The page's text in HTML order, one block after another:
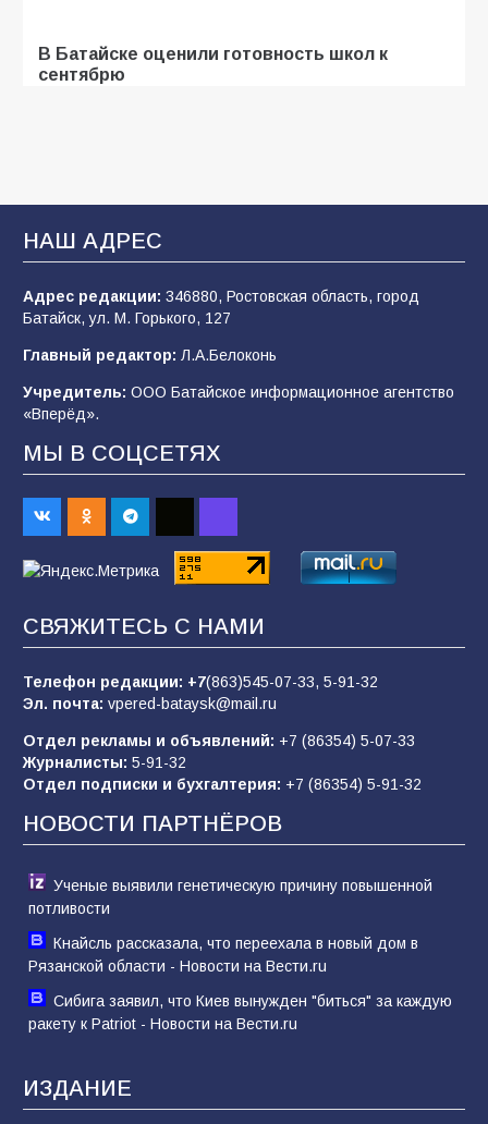
В Батайске оценили готовность школ к
сентябрю
образовательного кластера
106 05.08.2026
«Мобилизация или набор?» Что на самом
деле происходит в армии России в августе
2026 года
101 03.08.2026
В Батайске продолжаются дорожные работы
98 04.08.2026
заявления о мобилизации — это
пропагандистский вброс
«Слухами Москву не возьмёшь»: почему
заявления Киева о мобилизации — это
отчаяние, а не разведка
81 02.08.2026
НАШ АДРЕС
Адрес редакции: 346880, Ростовская область, город
Батайск, ул. М. Горького, 127
Главный редактор: Л.А.Белоконь
Учредитель: ООО Батайское информационное агентство
«Вперёд».
МЫ В СОЦСЕТЯХ
СВЯЖИТЕСЬ С НАМИ
Телефон редакции: +7(863)545-07-33, 5-91-32
Эл. почта: vpered-bataysk@mail.ru
Отдел рекламы и объявлений: +7 (86354) 5-07-33
Журналисты: 5-91-32
Отдел подписки и бухгалтерия: +7 (86354) 5-91-32
НОВОСТИ ПАРТНЁРОВ
Ученые выявили генетическую причину повышенной
потливости
Кнайсль рассказала, что переехала в новый дом в
Рязанской области - Новости на Вести.ru
Сибига заявил, что Киев вынужден "биться" за каждую
ракету к Patriot - Новости на Вести.ru
ИЗДАНИЕ